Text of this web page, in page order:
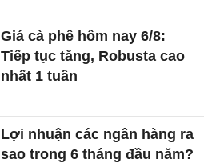
Giá cà phê hôm nay 6/8:
Tiếp tục tăng, Robusta cao
nhất 1 tuần
Lợi nhuận các ngân hàng ra
sao trong 6 tháng đầu năm?